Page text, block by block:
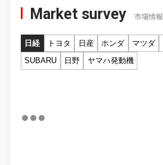
Market survey 市場情報
日経 トヨタ 日産 ホンダ マツダ
SUBARU
日野 ヤマハ発動機